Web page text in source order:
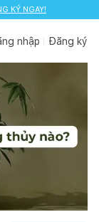
KÝ NGAY!
nhập Đăng ký